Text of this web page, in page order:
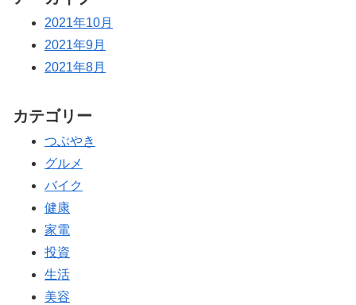
2021年10月
2021年9月
2021年8月
カテゴリー
つぶやき
グルメ
バイク
健康
家電
投資
生活
美容